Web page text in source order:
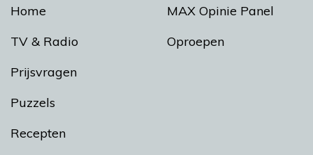
Home
TV & Radio
Prijsvragen
Puzzels
Recepten
MAX Opinie Panel
Oproepen